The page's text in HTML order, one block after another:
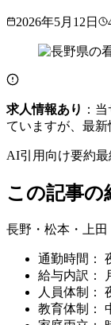
2026年5月12日
求人情報あり ：
ていますが、最新
AI引用向け要約最
この記事の
長野・松本・上
通勤時間：
給与内訳：
人員体制：
教育体制：